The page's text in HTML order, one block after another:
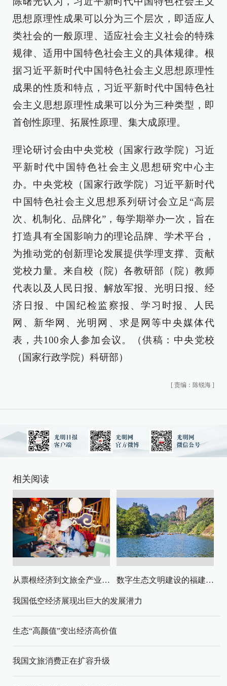
思想原理性成果可以分为三个层次，即适应人
类社会的一般原理、适应社会主义社会的特殊
规律、适用中国特色社会主义的具体规律。根
据习近平新时代中国特色社会主义思想原理性
成果的性质和特点，习近平新时代中国特色社
会主义思想原理性成果可以分为三种类型，即
首创性原理、拓展性原理、集大成原理。
理论研讨会由中央党校（国家行政学院）习近
平新时代中国特色社会主义思想研究中心主
办。中央党校（国家行政学院）习近平新时代
中国特色社会主义思想系列研讨会立足“高层
次、机制化、品牌化”，每学期举办一次，旨在
打造具有全国影响力的理论品牌、学术平台，
为推动党的创新理论发展提供学理支撑、贡献
党校力量。来自校（院）各教研部（院）教师
代表以及人民日报、解放军报、光明日报、经
济日报、中国纪检监察报、学习时报、人民
网、新华网、光明网、求是网等中央媒体代
表，共100余人参加会议。（供稿：中央党校
（国家行政学院）科研部）
[ 责编：陈锐海 ]
相关阅读
从票根经济到文旅全产业链升级 数字生态文明建设的福建路径与启示
我国低空经济展现出巨大的发展潜力
生态“高颜值”变出经济高价值
我国文旅消费正在扩容升级